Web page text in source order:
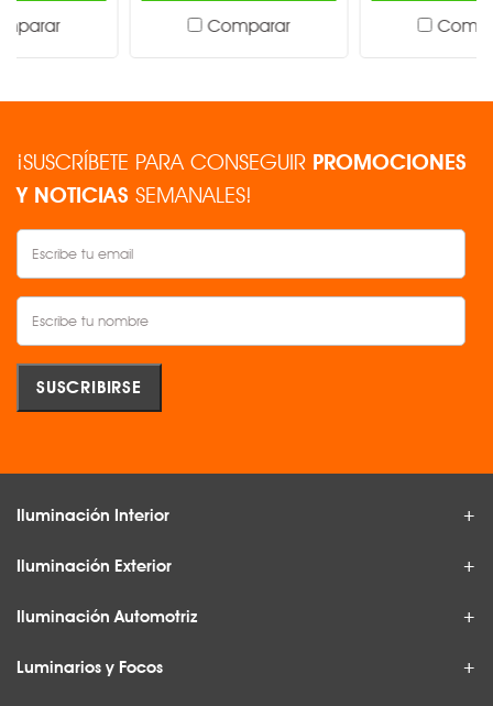
Comparar Comparar
¡SUSCRÍBETE PARA CONSEGUIR PROMOCIONES
Y NOTICIAS SEMANALES!
Iluminación Interior
Iluminación Exterior
Iluminación Automotriz
Luminarios y Focos